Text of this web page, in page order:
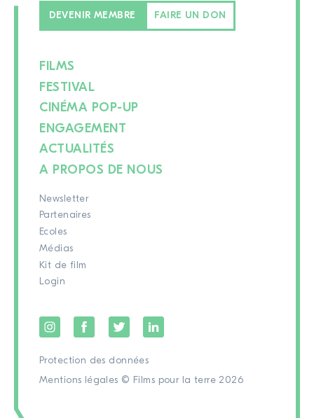
DEVENIR MEMBRE FAIRE UN DON
FILMS
FESTIVAL
CINÉMA POP-UP
ENGAGEMENT
ACTUALITÉS
A PROPOS DE NOUS
Newsletter
Partenaires
Ecoles
Médias
Kit de film
Login
Protection des données
Mentions légales © Films pour la terre 2026